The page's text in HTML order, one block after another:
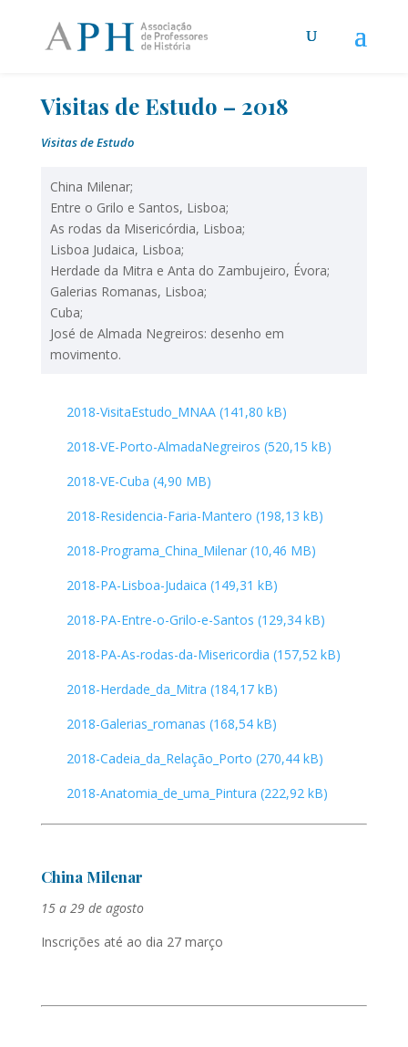
Visitas de Estudo – 2018
Visitas de Estudo
China Milenar;
Entre o Grilo e Santos, Lisboa;
As rodas da Misericórdia, Lisboa;
Lisboa Judaica, Lisboa;
Herdade da Mitra e Anta do Zambujeiro, Évora;
Galerias Romanas, Lisboa;
Cuba;
José de Almada Negreiros: desenho em
movimento.
2018-VisitaEstudo_MNAA
2018-VE-Porto-AlmadaNegreiros
2018-VE-Cuba
2018-Residencia-Faria-Mantero
2018-Programa_China_Milenar
2018-PA-Lisboa-Judaica
2018-PA-Entre-o-Grilo-e-Santos
2018-PA-As-rodas-da-Misericordia
2018-Herdade_da_Mitra
2018-Galerias_romanas
2018-Cadeia_da_Relação_Porto
2018-Anatomia_de_uma_Pintura
China Milenar
15 a 29 de agosto
Inscrições até ao dia 27 março